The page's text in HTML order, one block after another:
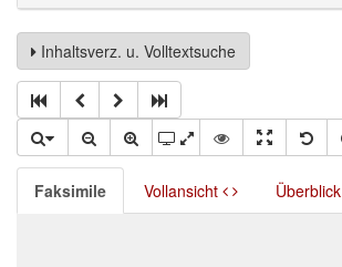
Inhaltsverz. u. Volltextsuche
Faksimile Vollansicht Überblick